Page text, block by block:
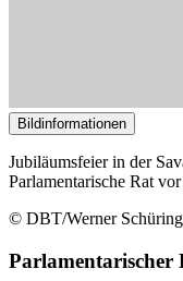
Bildinformationen
Jubiläumsfeier in der
Parlamentarische Rat
© DBT/Werner Schüring
Parlamentarischer